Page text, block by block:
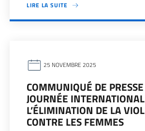
LIRE LA SUITE
25 NOVEMBRE 2025
COMMUNIQUÉ DE
JOURNÉE
L’ÉLIMINATION DE LA
CONTRE LES FEMMES